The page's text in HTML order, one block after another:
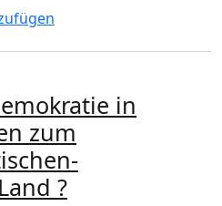
in
zum
?